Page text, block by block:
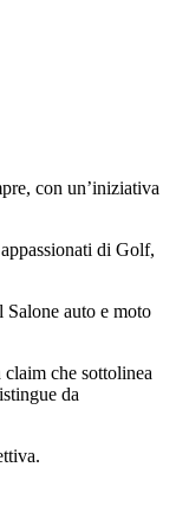
con un’iniziativa
di Golf,
Salone auto e moto
che sottolinea
da